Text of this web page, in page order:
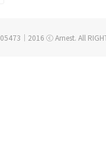
｜2016 ⓒ Arnest. All